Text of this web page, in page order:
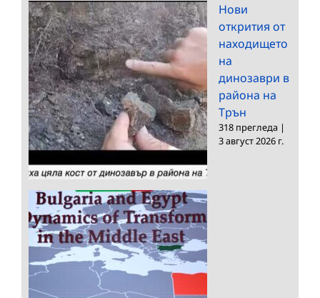
Нови
открития от
находището
на
динозаври в
района на
Трън
318 прегледа |
3 август 2026 г.